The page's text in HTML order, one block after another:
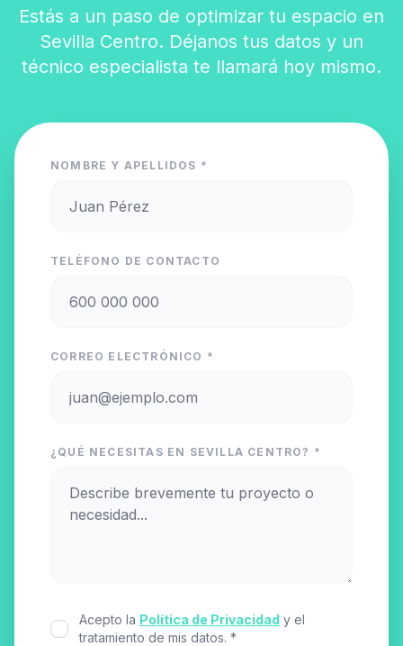
Estás a un paso de optimizar tu espacio en
Sevilla Centro. Déjanos tus datos y un
técnico especialista te llamará hoy mismo.
NOMBRE Y APELLIDOS *
TELÉFONO DE CONTACTO
CORREO ELECTRÓNICO *
¿QUÉ NECESITAS EN SEVILLA CENTRO? *
Acepto la Política de Privacidad y el
tratamiento de mis datos. *